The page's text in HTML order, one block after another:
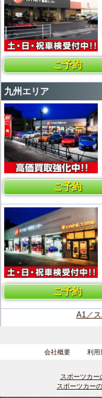
ご予約
九州エリア
ご予約
ご予約
A1／
会社概要 利用
スポーツカー
スポーツカー